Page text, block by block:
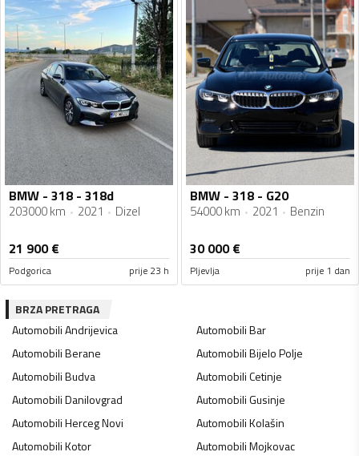
BMW - 318 - 318d
203000 km 2021 Dizel
21 900€
Podgorica prije 23 h
BMW - 318 - G20
54000 km 2021 Benzin
30 000€
Pljevlja prije 1 dan
BRZA PRETRAGA
AutomobiliAndrijevica AutomobiliBar
AutomobiliBerane AutomobiliBijelo Polje
AutomobiliBudva AutomobiliCetinje
AutomobiliDanilovgrad AutomobiliGusinje
AutomobiliHerceg Novi AutomobiliKolašin
AutomobiliKotor AutomobiliMojkovac